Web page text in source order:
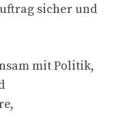
sicher und
mit Politik,